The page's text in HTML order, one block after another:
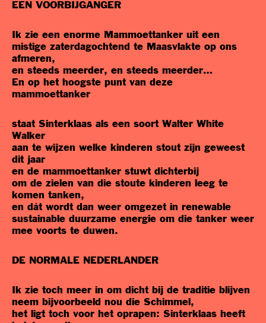
EEN VOORBIJGANGER
Ik zie een enorme Mammoettanker uit een
mistige zaterdagochtend te Maasvlakte op ons
afmeren,
en steeds meerder, en steeds meerder…
En op het hoogste punt van deze
mammoettanker
staat Sinterklaas als een soort Walter White
Walker
aan te wijzen welke kinderen stout zijn geweest
dit jaar
en de mammoettanker stuwt dichterbij
om de zielen van die stoute kinderen leeg te
komen tanken,
en dát wordt dan weer omgezet in renewable
sustainable duurzame energie om die tanker weer
mee voorts te duwen.
DE NORMALE NEDERLANDER
Ik zie toch meer in om dicht bij de traditie blijven
neem bijvoorbeeld nou die Schimmel,
het ligt toch voor het oprapen: Sinterklaas heeft